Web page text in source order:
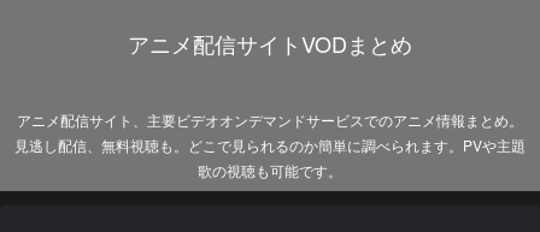
アニメ配信サイトVODまとめ
アニメ配信サイト、主要ビデオオンデマンドサービスでのアニメ情報まとめ。
見逃し配信、無料視聴も。どこで見られるのか簡単に調べられます。PVや主題
歌の視聴も可能です。